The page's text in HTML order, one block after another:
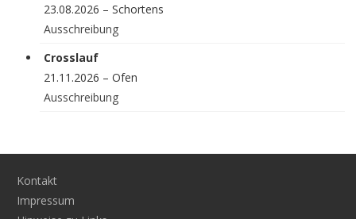
23.08.2026 – Schortens
Ausschreibung
Crosslauf
21.11.2026 – Ofen
Ausschreibung
Kontakt
Impressum